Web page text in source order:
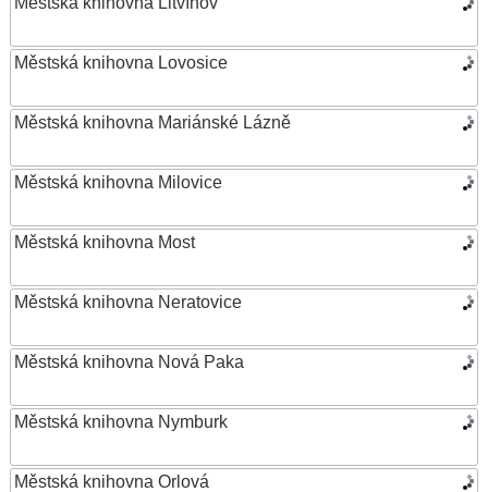
Městská knihovna Lovosice
Městská knihovna Mariánské Lázně
Městská knihovna Milovice
Městská knihovna Most
Městská knihovna Neratovice
Městská knihovna Nová Paka
Městská knihovna Nymburk
Městská knihovna Orlová